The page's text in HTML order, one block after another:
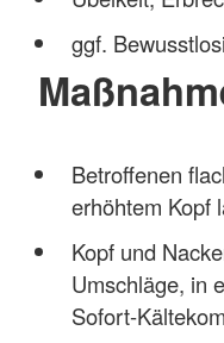
ggf.
Betroffenen
erhöhtem Kopf
Kopf und
Umschläge, in
Sofort-